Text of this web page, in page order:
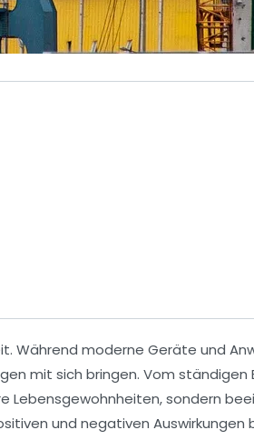
. Während moderne Geräte und
mit sich bringen. Vom ständigen
Lebensgewohnheiten, sondern
und negativen Auswirkungen